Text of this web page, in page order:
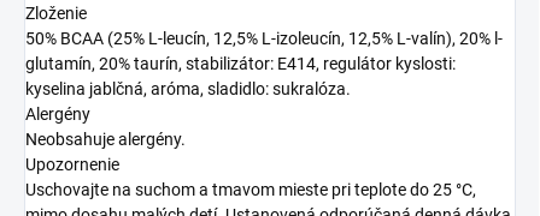
Zloženie
50% BCAA (25% L-leucín, 12,5% L-izoleucín, 12,5% L-valín), 20% l-
glutamín, 20% taurín, stabilizátor: E414, regulátor kyslosti:
kyselina jablčná, aróma, sladidlo: sukralóza.
Alergény
Neobsahuje alergény.
Upozornenie
Uschovajte na suchom a tmavom mieste pri teplote do 25 °C,